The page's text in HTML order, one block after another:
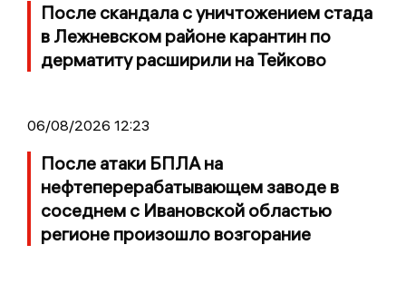
После скандала с уничтожением стада
в Лежневском районе карантин по
дерматиту расширили на Тейково
06/08/2026 12:23
После атаки БПЛА на
нефтеперерабатывающем заводе в
соседнем с Ивановской областью
регионе произошло возгорание